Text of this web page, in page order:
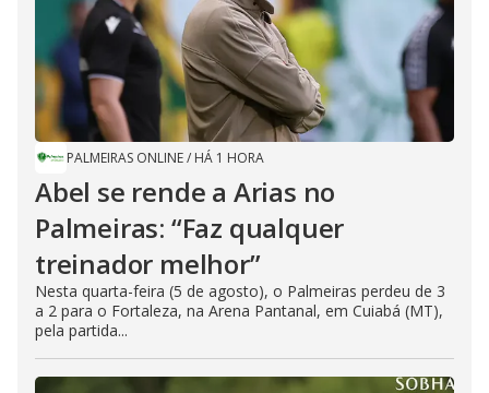
PALMEIRAS ONLINE/ HÁ 1 HORA
Abel se rende a Arias no
Palmeiras: “Faz qualquer
treinador melhor”
Nesta quarta-feira (5 de agosto), o Palmeiras perdeu de 3
a 2 para o Fortaleza, na Arena Pantanal, em Cuiabá (MT),
pela partida...